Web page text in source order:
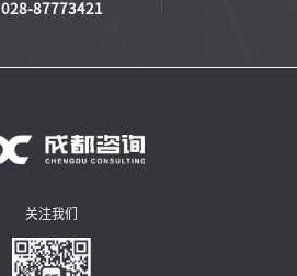
028-87773421
关注我们